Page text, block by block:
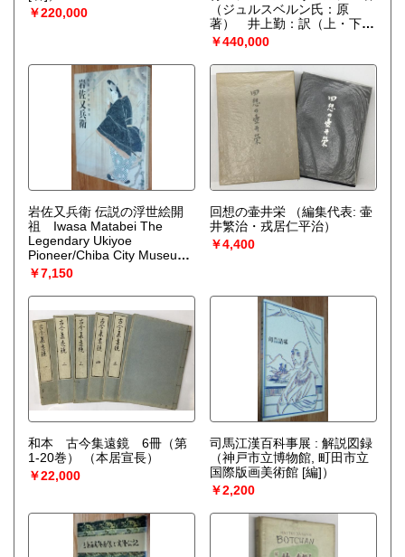
￥220,000
（ジュルスベルン氏：原
著） 井上勤：訳（上・下全
2冊） （ジュール・ヴェル
ヌ：著）
￥440,000
岩佐又兵衛 伝説の浮世絵開
祖 Iwasa Matabei The
Legendary Ukiyoe
Pioneer/Chiba City Museum
of Art （岩佐又兵衛 画 ; 松尾
知子 編）
￥7,150
回想の壷井栄
（編集代表: 壷
井繁治・戎居仁平治）
￥4,400
和本 古今集遠鏡 6冊（第
1-20巻）
（本居宣長）
￥22,000
司馬江漢百科事展 : 解説図録
（神戸市立博物館, 町田市立
国際版画美術館 [編]）
￥2,200